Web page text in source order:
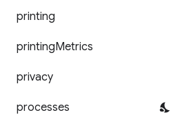
printing
printingMetrics
privacy
processes